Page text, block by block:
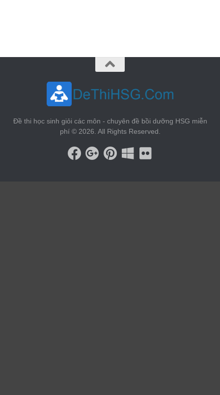
Đề thi học sinh giỏi các môn - chuyên đề bồi dưỡng HSG miễn
phí © 2026. All Rights Reserved.